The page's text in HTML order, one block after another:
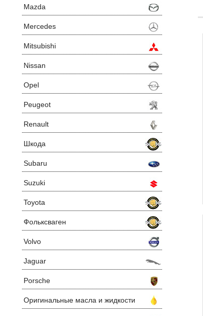
Mazda
Mercedes
Mitsubishi
Nissan
Opel
Peugeot
Renault
Шкода
Subaru
Suzuki
Toyota
Фольксваген
Volvo
Jaguar
Porsche
Оригинальные масла и жидкости